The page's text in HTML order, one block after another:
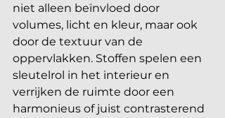
niet alleen beïnvloed door
volumes, licht en kleur, maar ook
door de textuur van de
oppervlakken. Stoffen spelen een
sleutelrol in het interieur en
verrijken de ruimte door een
harmonieus of juist contrasterend